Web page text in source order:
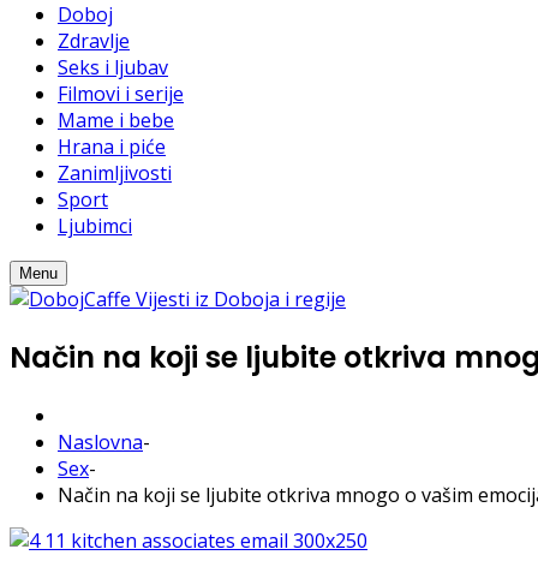
Doboj
Zdravlje
Seks i ljubav
Filmovi i serije
Mame i bebe
Hrana i piće
Zanimljivosti
Sport
Ljubimci
Menu
Način na koji se ljubite otkriva
Naslovna-
Sex-
Način na koji se ljubite otkriva mnogo o vašim